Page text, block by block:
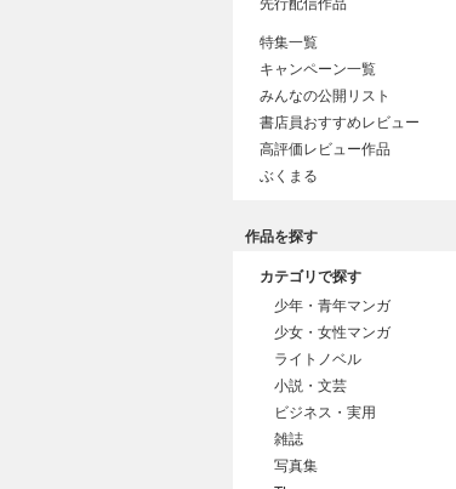
特集一覧
キャンペーン一覧
みんなの公開リスト
書店員おすすめレビュー
高評価レビュー作品
ぶくまる
作品を探す
カテゴリで探す
少年・青年マンガ
少女・女性マンガ
ライトノベル
小説・文芸
ビジネス・実用
雑誌
写真集